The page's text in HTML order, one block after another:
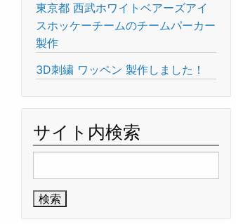
東京都 西武ホワイトベアーズアイ
スホッケーチームのチームパーカー
製作
3D刺繍 ワッペン 製作しました！
サイト内検索
索: